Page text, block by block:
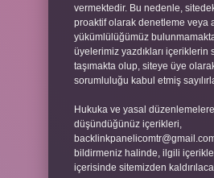
vermektedir. Bu nedenle,
proaktif olarak denetleme veya
yükümlülüğümüz
üyelerimiz yazdıkları içeriklerin
taşımakta olup, siteye üye
sorumluluğu kabul etmiş
Hukuka ve yasal
düşündüğünüz içerikleri,
bildirmeniz halinde, ilgili
içerisinde sitemizden